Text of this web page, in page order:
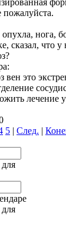
пожалуйста.
нога,
сказал, что
это
лечение
5 | След. |